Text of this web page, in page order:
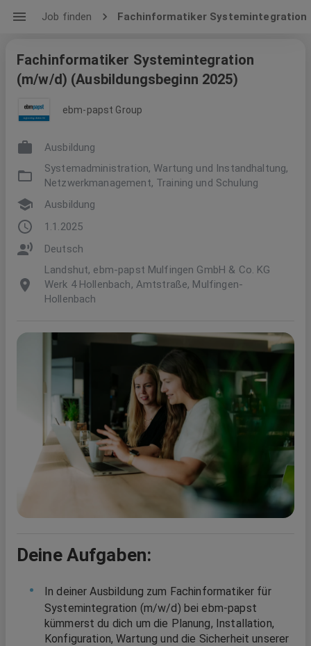
Job finden Fachinformatiker Systemintegration
Fachinformatiker Systemintegration
(m/w/d) (Ausbildungsbeginn 2025)
ebm-papst Group
Ausbildung
Systemadministration, Wartung und Instandhaltung,
Netzwerkmanagement, Training und Schulung
Ausbildung
1.1.2025
Deutsch
Landshut, ebm-papst Mulfingen GmbH & Co. KG
Werk 4 Hollenbach, Amtstraße, Mulfingen-
Hollenbach
Deine Aufgaben:
In deiner Ausbildung zum Fachinformatiker für
Systemintegration (m/w/d) bei ebm‑papst
kümmerst du dich um die Planung, Installation,
Konfiguration, Wartung und die Sicherheit unserer